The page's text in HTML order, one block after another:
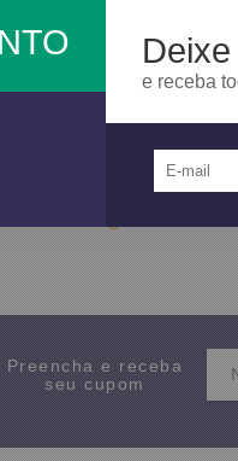
e receba
Preencha e receba
seu cupom